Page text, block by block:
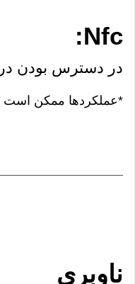
Nfc:
در دسترس بودن
*عملکردها ممکن است
ناوبری